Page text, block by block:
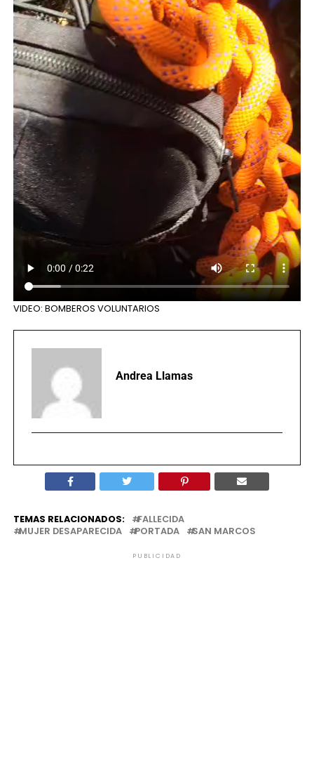
VIDEO: BOMBEROS VOLUNTARIOS
TEMAS RELACIONADOS:
FALLECIDA
PUBLICIDAD